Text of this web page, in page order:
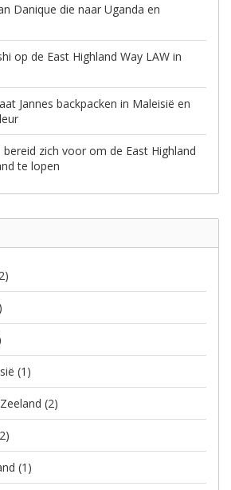
Danique die naar Uganda en
op de East Highland Way LAW in
Jannes backpacken in Maleisië en
zich voor om de East Highland
te lopen
(1)
(2)
(1)